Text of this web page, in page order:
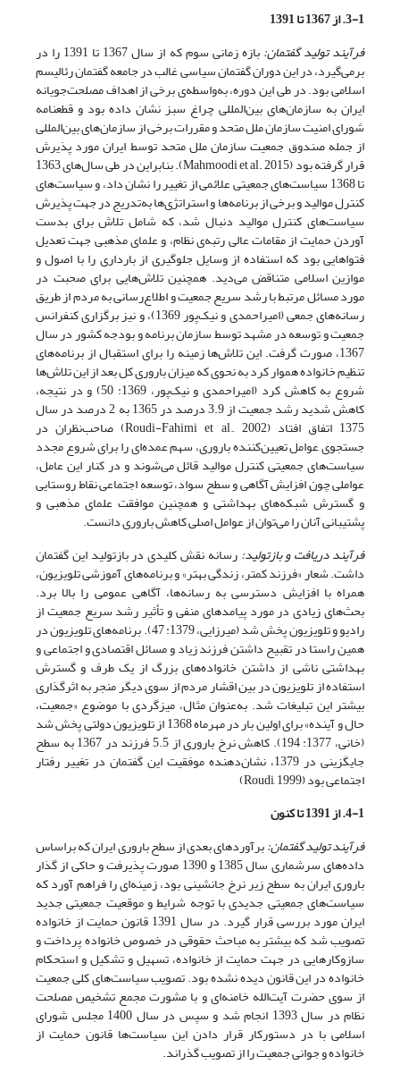
3-1. از 1367 تا 1391
فرآیند تولید گفتمان:
بازه زمانی سوم که از سال 1367 تا 1391 را در
برمی‌گیرد، در این دوران گفتمان سیاسی غالب در جامعه گفتمان رئالیسم
اسلامی بود. در طی این دوره، به‌واسطه‌ی برخی از اهداف مصلحت‌جویانه
ایران به سازمان‌های بین‌المللی چراغ سبز نشان داده بود و قطعنامه
شورای امنیت سازمان ملل متحد و مقررات برخی از سازمان‌های بین‌المللی
از جمله صندوق جمعیت سازمان ملل متحد توسط ایران مورد پذیرش
قرار گرفته بود (Mahmoodi et al. 2015). بنابراین در طی سال‌های 1363
تا 1368 سیاست‌های جمعیتی علائمی از تغییر را نشان داد، و سیاست‌های
کنترل موالید و برخی از برنامه‌ها و استراتژی‌ها به‌تدریج در جهت پذیرش
سیاست‌های کنترل موالید دنبال شد، که شامل تلاش برای بدست
آوردن حمایت از مقامات عالی رتبه‌ی نظام، و علمای مذهبی جهت تعدیل
فتواهایی بود که استفاده از وسایل جلوگیری از بارداری را با اصول و
موازین اسلامی متناقض می‌دید. همچنین تلاش‌هایی برای صحبت در
مورد مسائل مرتبط با رشد سریع جمعیت و اطلاع‌رسانی به مردم از طریق
رسانه‌های جمعی (امیراحمدی و نیک‌پور 1369)، و نیز برگزاری کنفرانس
جمعیت و توسعه در مشهد توسط سازمان برنامه و بودجه کشور در سال
1367، صورت گرفت. این تلاش‌ها زمینه را برای استقبال از برنامه‌های
تنظیم خانواده هموار کرد به نحوی که میزان باروری کل بعد از این تلاش‌ها
شروع به کاهش کرد (امیراحمدی و نیک‌پور، 1369: 50) و در نتیجه،
کاهش شدید رشد جمعیت از 3.9 درصد در 1365 به 2 درصد در سال
1375 اتفاق افتاد (Roudi-Fahimi et al., 2002) صاحب‌نظران در
جستجوی عوامل تعیین‌کننده باروری، سهم عمده‌ای را برای شروع مجدد
سیاست‌های جمعیتی کنترل موالید قائل می‌شوند و در کنار این عامل،
عواملی چون افزایش آگاهی و سطح سواد، توسعه اجتماعی نقاط روستایی
و گسترش شبکه‌های بهداشتی و همچنین موافقت علمای مذهبی و
پشتیبانی آنان را می‌توان از عوامل اصلی کاهش باروری دانست.
فرآیند دریافت و بازتولید:رسانه نقش کلیدی در بازتولید این گفتمان
داشت. شعار «فرزند کمتر، زندگی بهتر» و برنامه‌های آموزشی تلویزیون،
همراه با افزایش دسترسی به رسانه‌ها، آگاهی عمومی را بالا برد.
بحث‌های زیادی در مورد پیامدهای منفی و تأثیر رشد سریع جمعیت از
رادیو و تلویزیون پخش شد (میرزایی، 1379: 47). برنامه‌های تلویزیون در
همین راستا در تقبیح داشتن فرزند زیاد و مسائل اقتصادی و اجتماعی و
بهداشتی ناشی از داشتن خانواده‌های بزرگ از یک طرف و گسترش
استفاده از تلویزیون در بین اقشار مردم از سوی دیگر منجر به اثرگذاری
بیشتر این تبلیغات ‌شد. به‌عنوان مثال، میزگردی با موضوع «جمعیت،
حال و آینده» برای اولین بار در مهرماه 1368 از تلویزیون دولتی پخش شد
(خانی، 1377: 194). کاهش نرخ باروری از 5.5 فرزند در 1367 به سطح
جایگزینی در 1379، نشان‌دهنده موفقیت این گفتمان در تغییر رفتار
اجتماعی بود (Roudi, 1999)
4-1. از 1391 تا کنون
فرآیند تولید گفتمان:برآوردهای بعدی از سطح باروری ایران که براساس
داده‌های سرشماری سال 1385 و 1390 صورت پذیرفت و حاکی از گذار
باروری ایران به سطح زیر نرخ جانشینی بود، زمینه‌ای را فراهم آورد که
سیاست‌های جمعیتی جدیدی با توجه شرایط و موقعیت جمعیتی جدید
ایران مورد بررسی قرار گیرد. در سال 1391 قانون حمایت از خانواده
تصویب شد که بیشتر به مباحث حقوقی در خصوص خانواده پرداخت و
سازوکارهایی در جهت حمایت از خانواده، تسهیل و تشکیل و استحکام
خانواده در این قانون دیده نشده بود. تصویب سیاست‌های کلی جمعیت
از سوی حضرت آیت‌الله خامنه‌ای و با مشورت مجمع تشخیص مصلحت
نظام در سال 1393 انجام شد و سپس در سال 1400 مجلس شورای
اسلامی با در دستورکار قرار دادن این سیاست‌ها قانون حمایت از
خانواده و جوانی جمعیت را از تصویب گذراند.